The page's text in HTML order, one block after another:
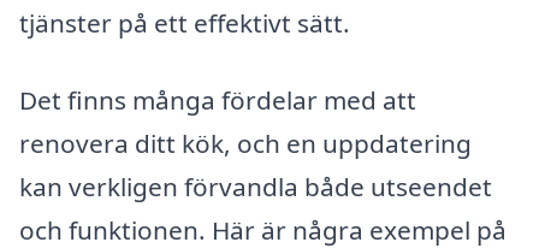
tjänster på ett effektivt sätt.
Det finns många fördelar med att
renovera ditt kök, och en uppdatering
kan verkligen förvandla både utseendet
och funktionen. Här är några exempel på